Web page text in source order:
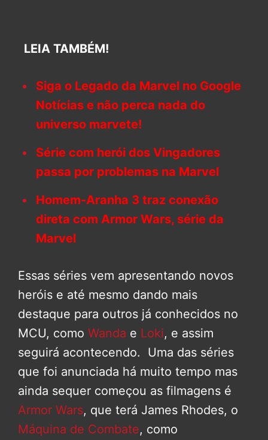
LEIA TAMBÉM!
Siga o Legado da Marvel no Google
Notícias e não perca nada do
universo marvete!
Série com herói dos Vingadores
passa por problemas na Marvel
Homem-Aranha 3 traz conexão
direta com Armor Wars, série da
Marvel
Essas séries vem apresentando novos
heróis e até mesmo dando mais
destaque para outros já conhecidos no
MCU, como Wanda e Loki, e assim
seguirá acontecendo. Uma das séries
que foi anunciada há muito tempo mas
ainda sequer começou as filmagens é
Armor Wars, que terá James Rhodes, o
Máquina de Combate, como